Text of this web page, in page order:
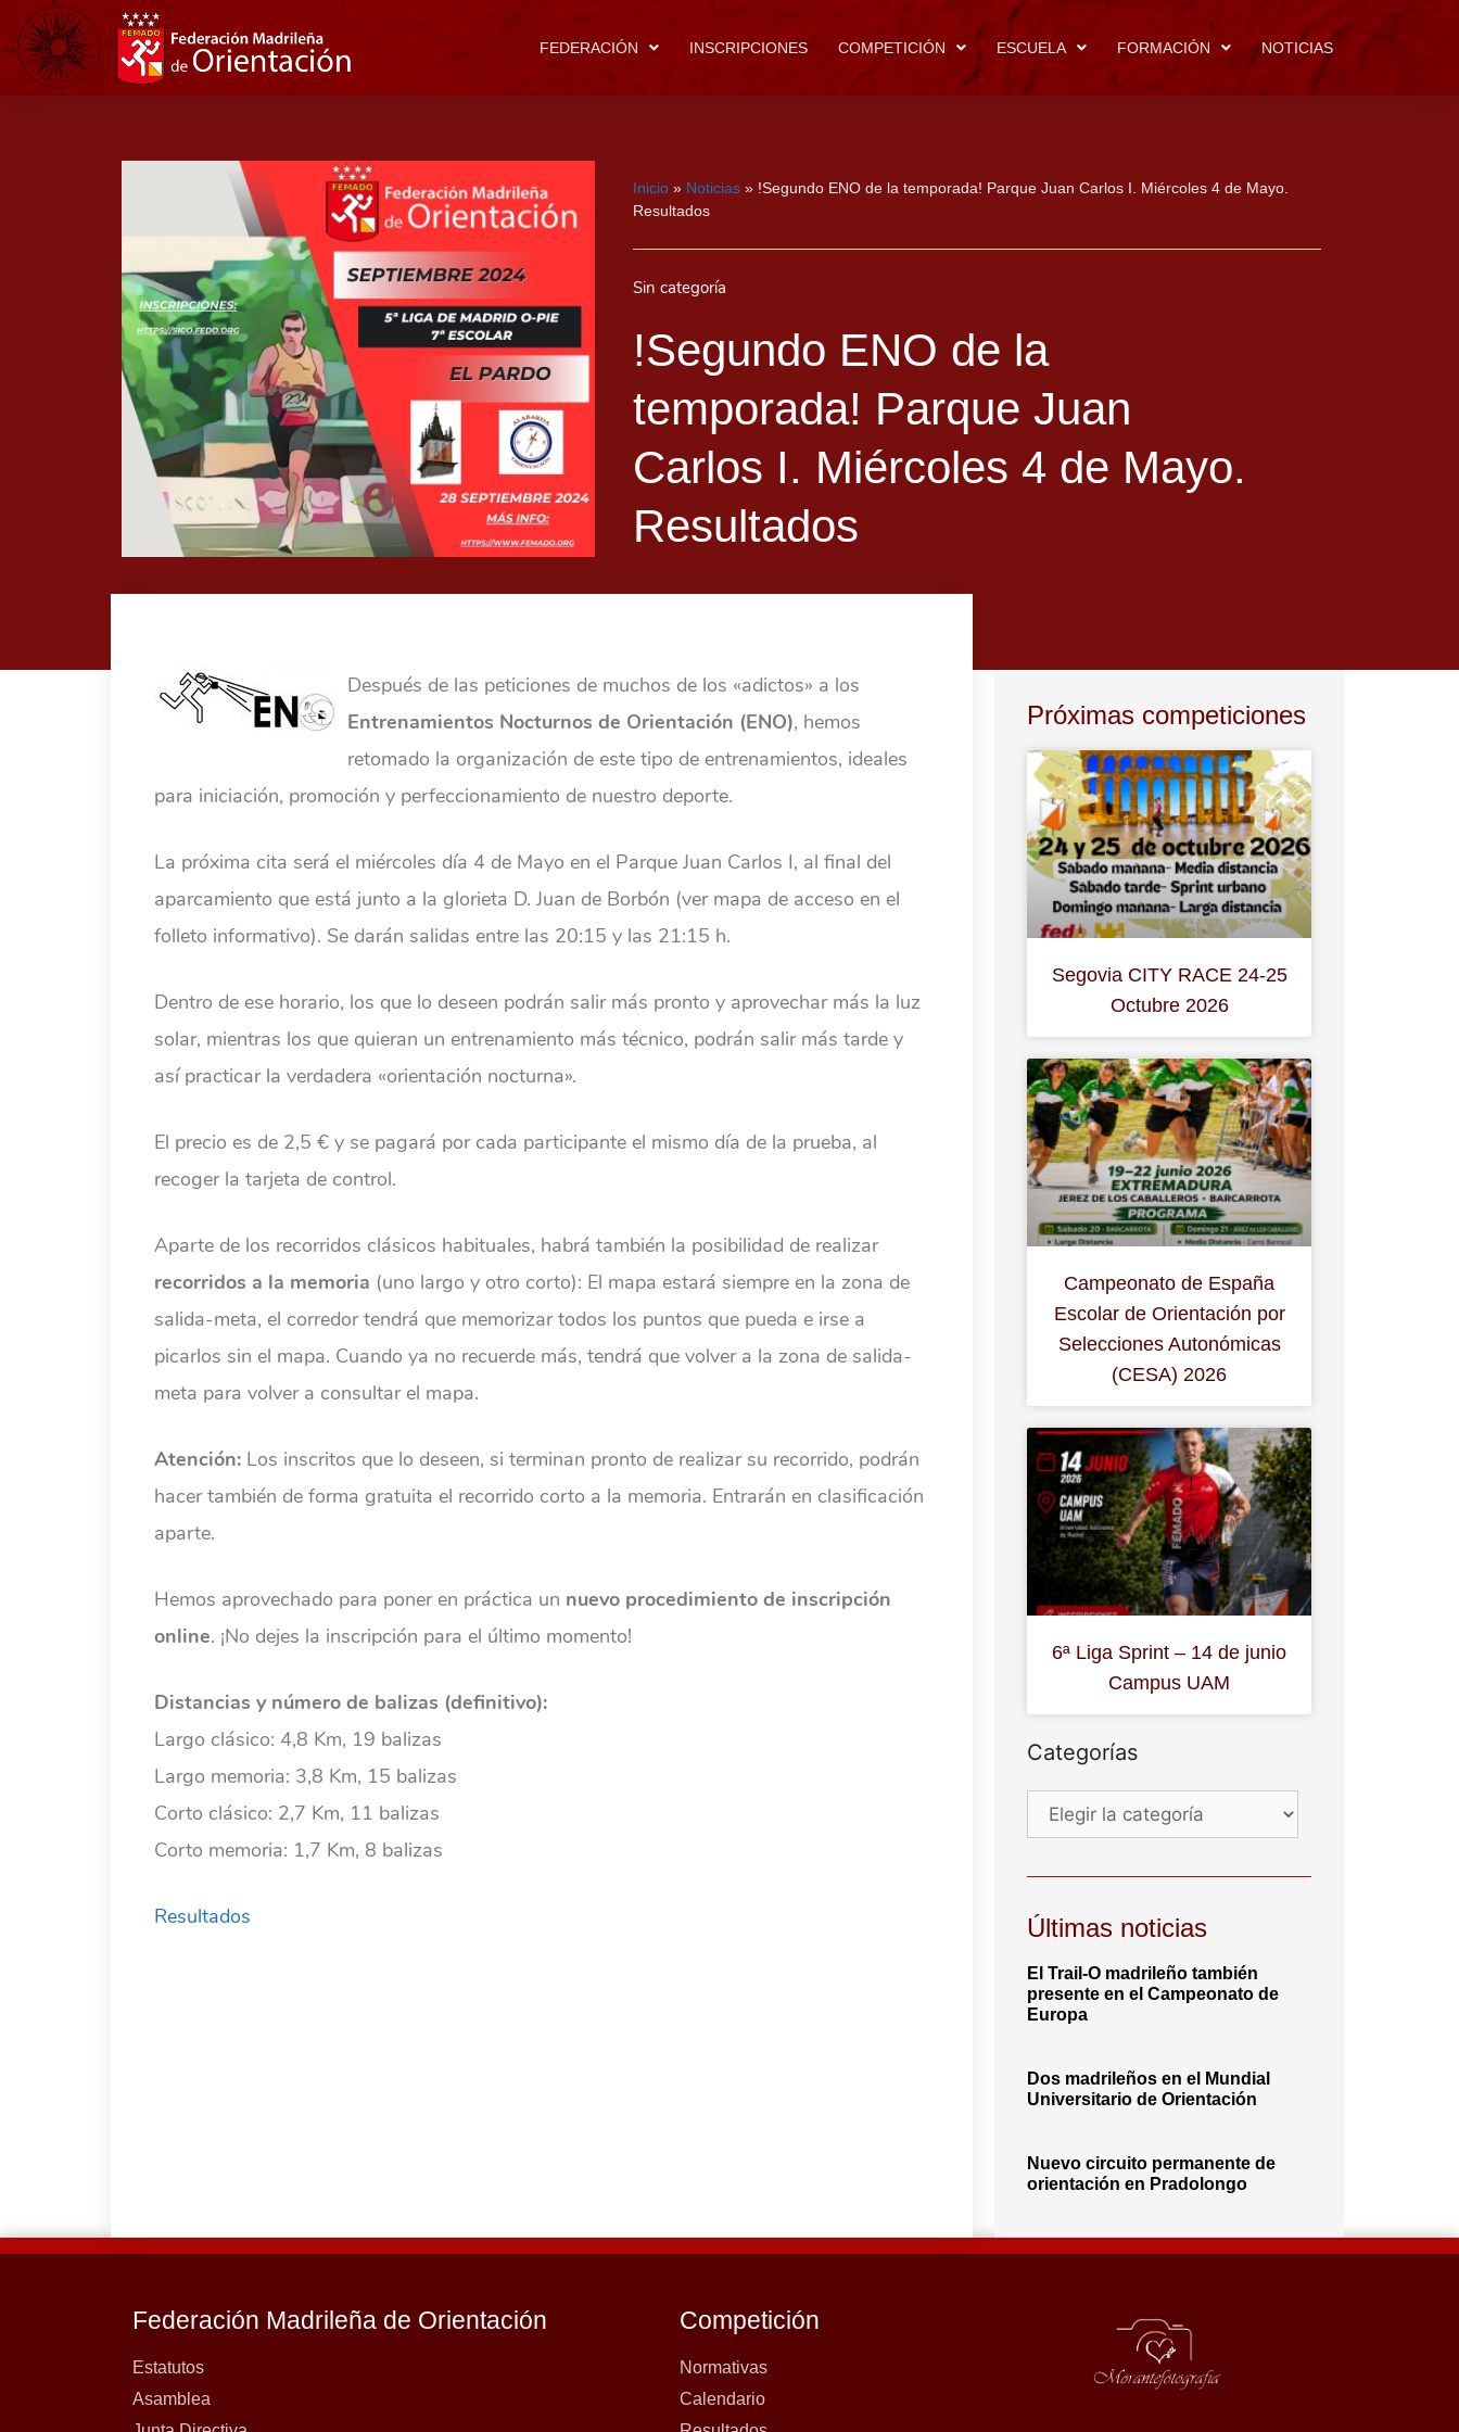
FEDERACIÓN INSCRIPCIONES COMPETICIÓN ESCUELA FORMACIÓN NOTICIAS
Inicio » Noticias » !Segundo ENO de la temporada! Parque Juan Carlos I. Miércoles 4 de Mayo.
Resultados
Sin categoría
!Segundo ENO de la
temporada! Parque Juan
Carlos I. Miércoles 4 de Mayo.
Resultados
Después de las peticiones de muchos de los «adictos» a los
Entrenamientos Nocturnos de Orientación (ENO), hemos
retomado la organización de este tipo de entrenamientos, ideales
para iniciación, promoción y perfeccionamiento de nuestro deporte.
La próxima cita será el miércoles día 4 de Mayo en el Parque Juan Carlos I, al final del
aparcamiento que está junto a la glorieta D. Juan de Borbón (ver mapa de acceso en el
folleto informativo). Se darán salidas entre las 20:15 y las 21:15 h.
Dentro de ese horario, los que lo deseen podrán salir más pronto y aprovechar más la luz
solar, mientras los que quieran un entrenamiento más técnico, podrán salir más tarde y
así practicar la verdadera «orientación nocturna».
El precio es de 2,5 € y se pagará por cada participante el mismo día de la prueba, al
recoger la tarjeta de control.
Aparte de los recorridos clásicos habituales, habrá también la posibilidad de realizar
recorridos a la memoria (uno largo y otro corto): El mapa estará siempre en la zona de
salida-meta, el corredor tendrá que memorizar todos los puntos que pueda e irse a
picarlos sin el mapa. Cuando ya no recuerde más, tendrá que volver a la zona de salida-
meta para volver a consultar el mapa.
Atención: Los inscritos que lo deseen, si terminan pronto de realizar su recorrido, podrán
hacer también de forma gratuita el recorrido corto a la memoria. Entrarán en clasificación
aparte.
Hemos aprovechado para poner en práctica un nuevo procedimiento de inscripción
online. ¡No dejes la inscripción para el último momento!
Distancias y número de balizas (definitivo):
Largo clásico: 4,8 Km, 19 balizas
Largo memoria: 3,8 Km, 15 balizas
Corto clásico: 2,7 Km, 11 balizas
Corto memoria: 1,7 Km, 8 balizas
Resultados
Próximas competiciones
Segovia CITY RACE 24-25
Octubre 2026
Campeonato de España
Escolar de Orientación por
Selecciones Autonómicas
(CESA) 2026
6ª Liga Sprint – 14 de junio
Campus UAM
Categorías
Últimas noticias
El Trail-O madrileño también
presente en el Campeonato de
Europa
Dos madrileños en el Mundial
Universitario de Orientación
Nuevo circuito permanente de
orientación en Pradolongo
Federación Madrileña de Orientación
Estatutos
Asamblea
Competición
Normativas
Calendario